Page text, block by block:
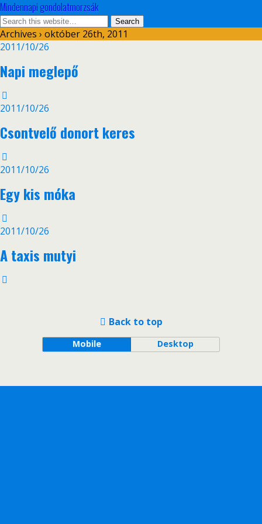
Mindennapi gondolatmorzsák
Archives › október 26th, 2011
2011/10/26
Napi meglepő
2011/10/26
Csontvelő donort keres
2011/10/26
Egy kis móka
2011/10/26
A taxis mutyi
Back to top
Mobile Desktop